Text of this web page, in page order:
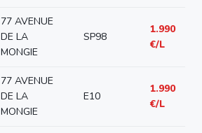
77 AVENUE
DE LA
MONGIE
SP98
1.990
€/L
77 AVENUE
DE LA
MONGIE
E10
1.990
€/L